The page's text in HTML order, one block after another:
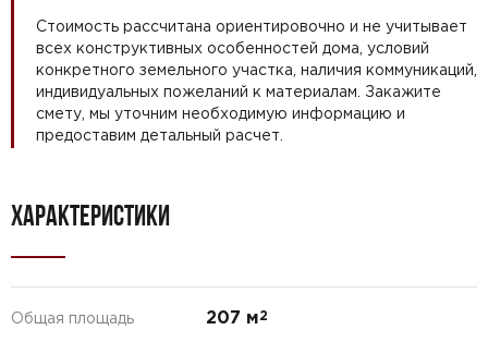
Стоимость рассчитана ориентировочно и не учитывает
всех конструктивных особенностей дома, условий
конкретного земельного участка, наличия коммуникаций,
индивидуальных пожеланий к материалам. Закажите
смету, мы уточним необходимую информацию и
предоставим детальный расчет.
ХАРАКТЕРИСТИКИ
Общая площадь 207 м2